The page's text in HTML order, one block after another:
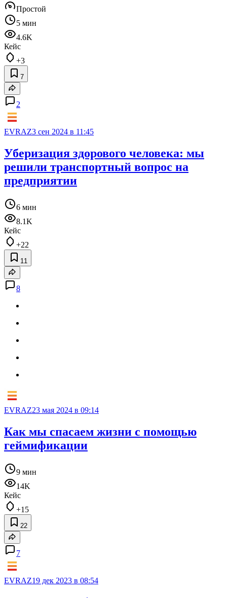
Простой
5 мин
4.6K
Кейс
+3
7
2
EVRAZ3 сен 2024 в 11:45
Уберизация здорового человека: мы
решили транспортный вопрос на
предприятии
6 мин
8.1K
Кейс
+22
11
8
EVRAZ23 мая 2024 в 09:14
Как мы спасаем жизни с помощью
геймификации
9 мин
14K
Кейс
+15
22
7
EVRAZ19 дек 2023 в 08:54